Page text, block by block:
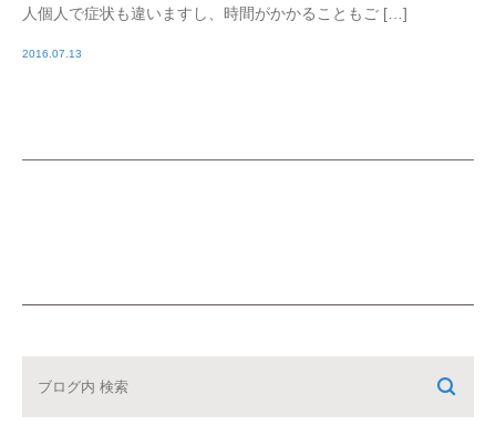
人個人で症状も違いますし、時間がかかることもご […]
2016.07.13